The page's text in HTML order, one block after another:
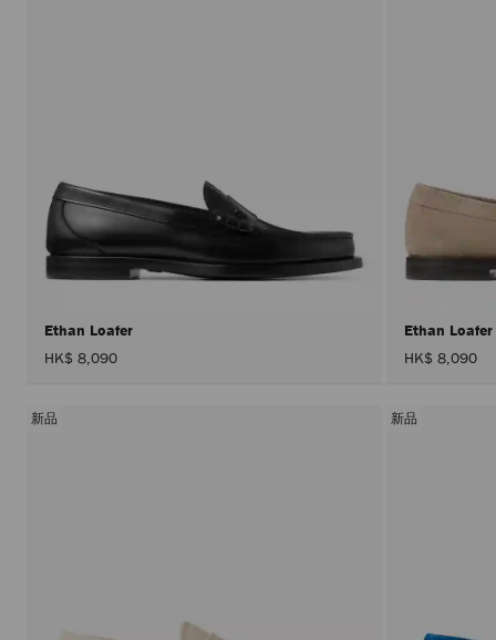
Ethan Loafer
HK$ 8,090
Ethan Loafer
HK$ 8,090
新品 新品